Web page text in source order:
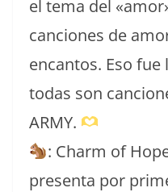
el tema del
canciones de
encantos. Eso fue
todas son
ARMY.
: Charm of
presenta por